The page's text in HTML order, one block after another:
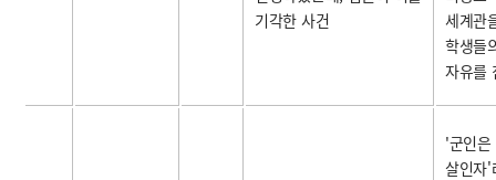
기각한 사건
세계관
학생들
자유를
'군인은
살인자'